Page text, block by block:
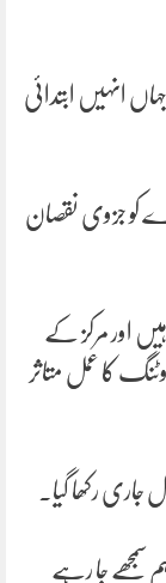
انہیں ابتدائی
کو جزوی نقصان
اور مرکز کے
کا عمل متاثر
رکھا گیا۔
سمجھے جا رہے